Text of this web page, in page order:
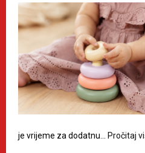
je vrijeme za dodatnu… Pročitaj